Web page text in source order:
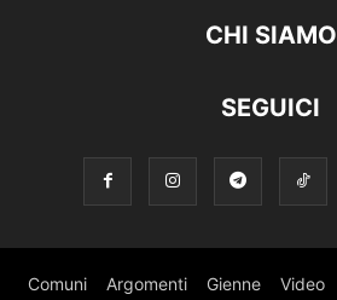
CHI SIAMO
SEGUICI
Comuni Argomenti Gienne Video